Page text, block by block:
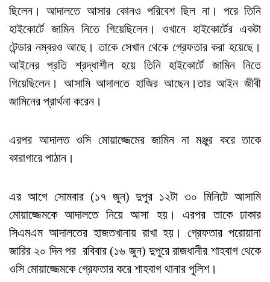
ছিলেন। আদালতে আসার কোনও পরিবেশ ছিল না। পরে তিনি
হাইকোর্টে জামিন নিতে গিয়েছিলেন। ওখানে হাইকোর্টের একটা
টেন্ডার নম্বরও আছে। তাকে সেখান থেকে গ্রেফতার করা হয়েছে।
আইনের প্রতি শ্রদ্ধাশীল হয়ে তিনি হাইকোর্টে জামিন নিতে
গিয়েছিলেন। আসামি আদালতে হাজির আছেন।তার আইন জীবী
জামিনের প্রার্থনা করেন।
এরপর আদালত ওসি মোয়াজ্জেমের জামিন না মঞ্জুর করে তাকে
কারাগারে পাঠান।
এর আগে সোমবার (১৭ জুন) দুপুর ১২টা ৩০ মিনিটে আসামি
মোয়াজ্জেমকে আদালতে নিয়ে আসা হয়। এরপর তাকে ঢাকার
সিএমএম আদালতের হাজতখানায় রাখা হয়। গ্রেফতার পরোয়ানা
জারির ২০ দিন পর রবিবার (১৬ জুন) দুপুরে রাজধানীর শাহবাগ থেকে
ওসি মোয়াজ্জেমকে গ্রেফতার করে শাহবাগ থানার পুলিশ।